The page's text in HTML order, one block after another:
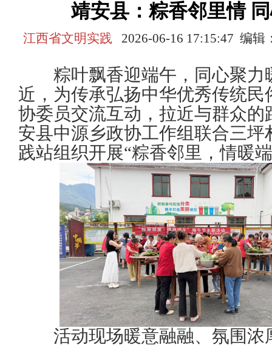
靖安县：粽香邻里情
江西省文明实践 2026-06-16 17:15:47 编辑
粽叶飘香迎端午，同心聚力
近，为传承弘扬中华优秀传统民
协委员交流互动，拉近与群众的
安县中源乡政协工作组联合三坪
践站组织开展“粽香邻里，情暖
活动现场暖意融融、氛围浓